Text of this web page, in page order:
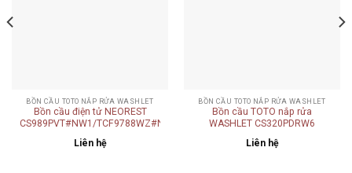
BỒN CẦU TOTO NẮP RỬA WASHLET
Bồn cầu điện tử NEOREST
CS989PVT#NW1/TCF9788WZ#NW1/T53P100VR
Liên hệ
BỒN CẦU TOTO NẮP RỬA WASHLET
Bồn cầu TOTO nắp rửa
WASHLET CS320PDRW6
Liên hệ